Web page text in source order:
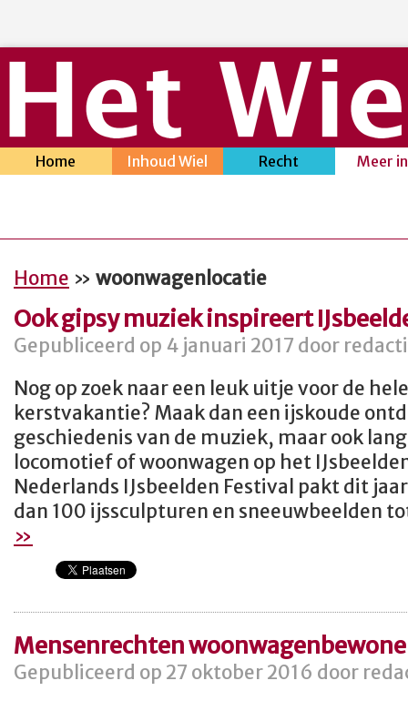
Home Inhoud Wiel Recht Meer
Home » woonwagenlocatie
Ook gipsy muziek inspireert
Gepubliceerd op 4 januari 2017 door
Nog op zoek naar een leuk uitje voor de
kerstvakantie? Maak dan een ijskoude
geschiedenis van de muziek, maar ook
locomotief of woonwagen op het
Nederlands IJsbeelden Festival pakt dit
dan 100 ijssculpturen en sneeuwbeelden
»
Mensenrechten
Gepubliceerd op 27 oktober 2016 door